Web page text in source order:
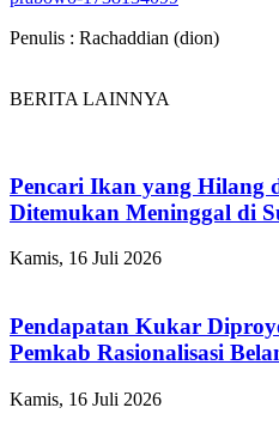
Penulis : Rachaddian (dion)
BERITA LAINNYA
Pencari Ikan yang Hilang
Ditemukan Meninggal di
Kamis, 16 Juli 2026
Pendapatan Kukar
Pemkab Rasionalisasi
Kamis, 16 Juli 2026